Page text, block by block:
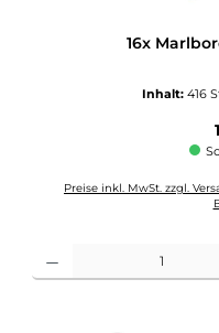
16x
Inhalt: 416
Preise inkl. MwSt. zzgl.